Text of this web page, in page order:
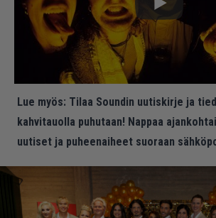
Lue myös: Tilaa Soundin uutiskirje ja
kahvitauolla puhutaan! Nappaa
uutiset ja puheenaiheet suoraan